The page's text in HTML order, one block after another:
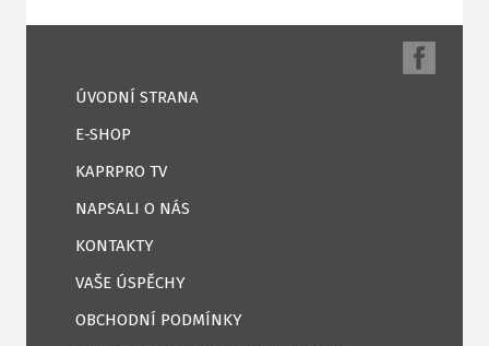
ÚVODNÍ STRANA
E-SHOP
KAPRPRO TV
NAPSALI O NÁS
KONTAKTY
VAŠE ÚSPĚCHY
OBCHODNÍ PODMÍNKY